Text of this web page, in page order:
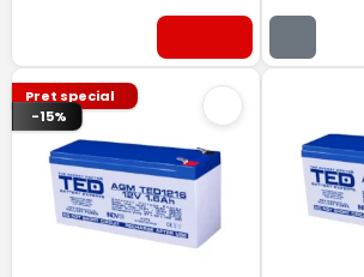
Pret special
-15%